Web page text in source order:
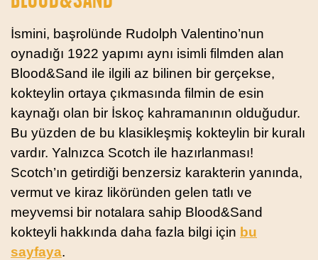
İsmini, başrolünde Rudolph Valentino’nun
oynadığı 1922 yapımı aynı isimli filmden alan
Blood&Sand ile ilgili az bilinen bir gerçekse,
kokteylin ortaya çıkmasında filmin de esin
kaynağı olan bir İskoç kahramanının olduğudur.
Bu yüzden de bu klasikleşmiş kokteylin bir kuralı
vardır. Yalnızca Scotch ile hazırlanması!
Scotch’ın getirdiği benzersiz karakterin yanında,
vermut ve kiraz liköründen gelen tatlı ve
meyvemsi bir notalara sahip Blood&Sand
kokteyli hakkında daha fazla bilgi için bu
sayfaya.